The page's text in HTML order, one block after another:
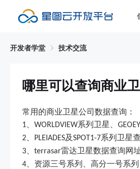
开发者学堂 技术交流
哪里可以查询商业
常用的商业卫星公司数据查询：
1 WORLDVIEW系列卫星、
2 PLEIADES及SPOT1-7系列卫星
3
terrasar雷达卫星数据查询网址
4 、资源三号系列、高分一号系